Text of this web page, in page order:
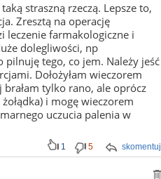
straszną rzeczą. Lepsze to,
Zresztą na operację
leczenie farmakologiczne i
dolegliwości, np
pilnuję tego, co jem. Należy jeść
Dołożyłam wieczorem
tylko rano, ale oprócz
i mogę wieczorem
uczucia palenia w
skomentuj
1 5